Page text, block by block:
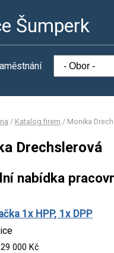
Šumperk
/ Katalog firem / Monika
Drechslerová
nabídka
1x HPP, 1x DPP
000 Kč